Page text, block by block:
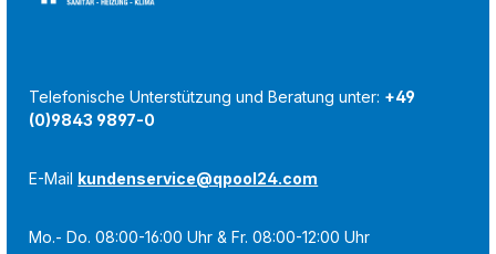
Telefonische Unterstützung und Beratung unter: +49
(0)9843 9897-0
E-Mail kundenservice@qpool24.com
Mo.- Do. 08:00-16:00 Uhr & Fr. 08:00-12:00 Uhr